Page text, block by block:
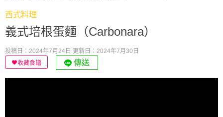
西式料理
義式培根蛋麵（Carbonara）
投稿日：2024年7月24日 更新日：2024年7月30日
收藏食譜
傳送